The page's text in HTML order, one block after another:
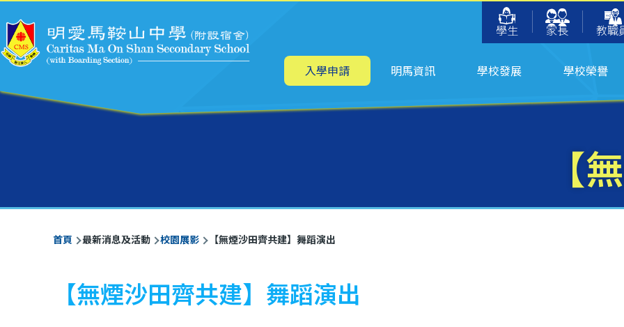
學生
家長 教職
主
航 入學申請 明馬資訊 學校發展 學校榮譽
【無
導
航
連
結
首頁 最新消息及活動 校園展影 【無煙沙田齊共建】舞蹈演出
【無煙沙田齊共建】舞蹈演出